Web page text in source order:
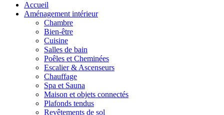
Accueil
Aménagement intérieur
Chambre
Bien-être
Cuisine
Salles de bain
Poêles et Cheminées
Escalier & Ascenseurs
Chauffage
Spa et Sauna
Maison et objets connectés
Plafonds tendus
Revêtements de sol